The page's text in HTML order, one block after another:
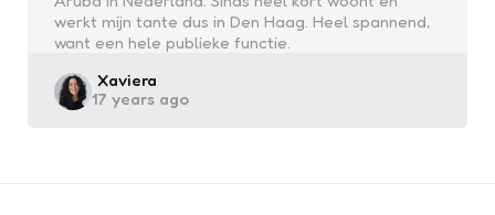
werkt mijn tante dus in Den Haag. Heel spannend,
want een hele publieke functie.
Posted
by
Xaviera
17 years ago